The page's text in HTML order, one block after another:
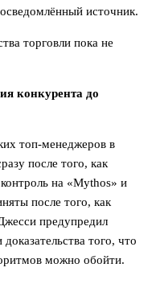
источник.
торговли пока не
конкурента до
топ-менеджеров в
после того, как
на «Mythos» и
после того, как
предупредил
того, что
можно обойти.